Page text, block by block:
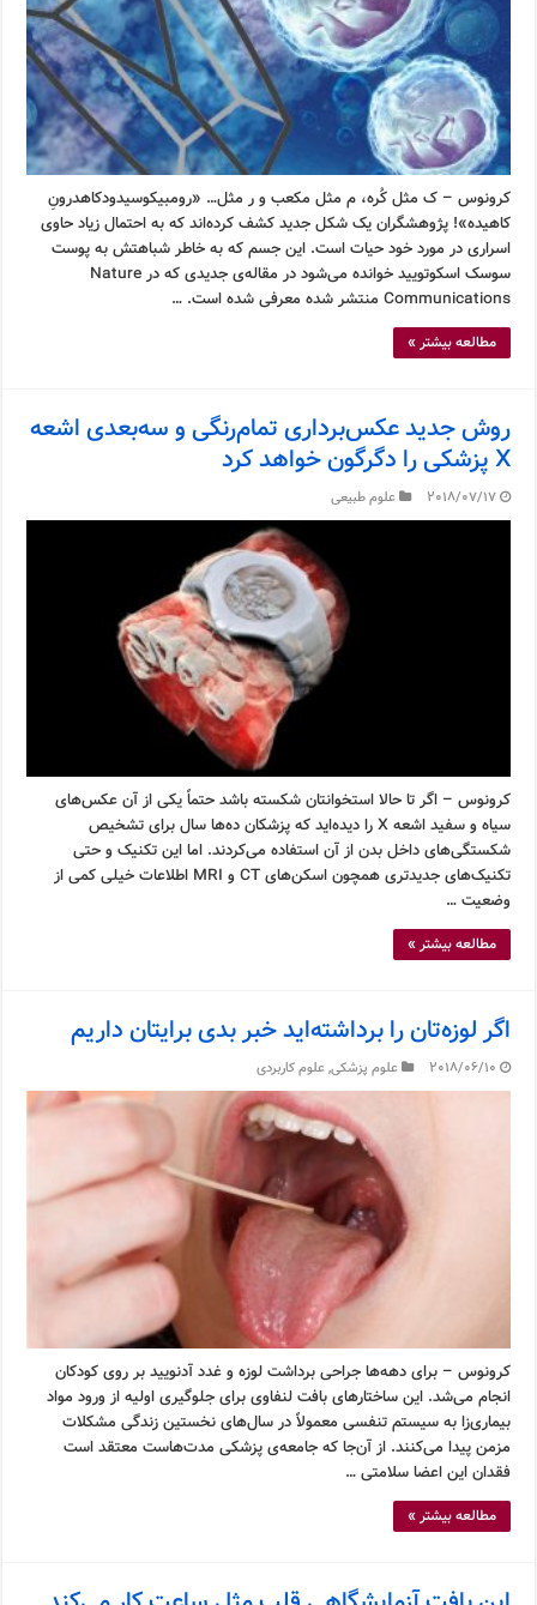
کرونوس – ک مثل کُره، م مثل مکعب و ر مثل… «رومبیکوسیدودکاهدرونِ
کاهیده»! پژوهشگران یک شکل جدید کشف کرده‌اند که به احتمال زیاد حاوی
اسراری در مورد خود حیات است. این جسم که به خاطر شباهتش به پوست
سوسک اسکوتویید خوانده می‌شود در مقاله‌ی جدیدی که در Nature
Communications منتشر شده معرفی شده است. …
مطالعه بیشتر »
روش جدید عکس‌برداری تمام‌رنگی و سه‌بعدی اشعه
X پزشکی را دگرگون خواهد کرد
2018/07/17 علوم طبیعی
کرونوس – اگر تا حالا استخوانتان شکسته باشد حتماً یکی از آن عکس‌های
سیاه و سفید اشعه X را دیده‌اید که پزشکان ده‌ها سال برای تشخیص
شکستگی‌های داخل بدن از آن استفاده می‌کردند. اما این تکنیک و حتی
تکنیک‌های جدیدتری همچون اسکن‌های CT و MRI اطلاعات خیلی کمی از
وضعیت …
مطالعه بیشتر »
اگر لوزه‌تان را برداشته‌اید خبر بدی برایتان داریم
2018/06/10 علوم پزشکی,علوم کاربردی
کرونوس – برای دهه‌ها جراحی برداشت لوزه و غدد آدنویید بر روی کودکان
انجام می‌شد. این ساختارهای بافت لنفاوی برای جلوگیری اولیه از ورود مواد
بیماری‌زا به سیستم تنفسی معمولاً در سال‌های نخستین زندگی مشکلات
مزمن پیدا می‌کنند. از آن‌جا که جامعه‌ی پزشکی مدت‌هاست معتقد است
فقدان این اعضا سلامتی …
مطالعه بیشتر »